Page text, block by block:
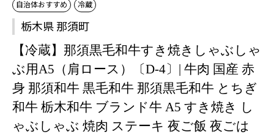
自治体おすすめ 冷蔵
栃木県 那須町
【冷蔵】那須黒毛和牛すき焼きしゃぶしゃ
ぶ用A5（肩ロース）〔D-4〕| 牛肉 国産 赤
身 那須和牛 黒毛和牛 那須黒毛和牛 とちぎ
和牛 栃木和牛 ブランド牛 A5 すき焼き し
ゃぶしゃぶ 焼肉 ステーキ 夜ご飯 夜ごは